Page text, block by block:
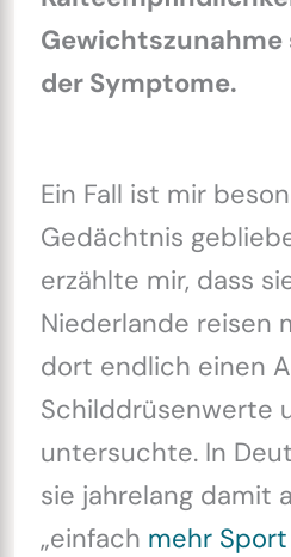
Gewichtszunahme
der Symptome.
Ein Fall ist mir
Gedächtnis
erzählte mir, dass
Niederlande reisen
dort endlich einen
Schilddrüsenwerte
untersuchte. In
sie jahrelang damit
„einfach mehr